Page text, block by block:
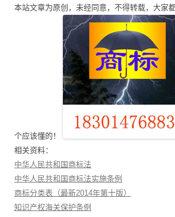
本站文章为原创，未经同意，不得转载，大家
个应该懂的！
相关资料：
中华人民共和国商标法
中华人民共和国商标法实施条例
商标分类表（最新2014年第十版）
知识产权海关保护条例